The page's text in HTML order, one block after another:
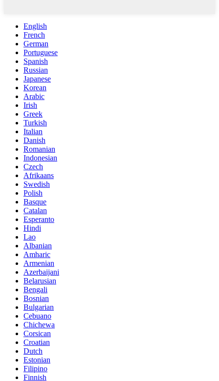
English
French
German
Portuguese
Spanish
Russian
Japanese
Korean
Arabic
Irish
Greek
Turkish
Italian
Danish
Romanian
Indonesian
Czech
Afrikaans
Swedish
Polish
Basque
Catalan
Esperanto
Hindi
Lao
Albanian
Amharic
Armenian
Azerbaijani
Belarusian
Bengali
Bosnian
Bulgarian
Cebuano
Chichewa
Corsican
Croatian
Dutch
Estonian
Filipino
Finnish